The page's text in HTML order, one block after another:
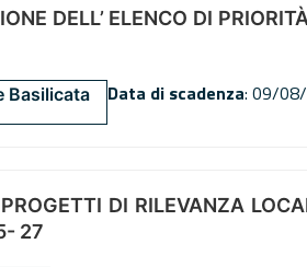
DELL’ ELENCO DI
Basilicata Data di scadenza: 09/
DI RILEVANZA
27